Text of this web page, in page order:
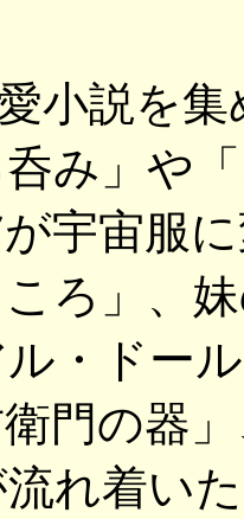
小説を集
み」や
宇宙服
ろ」、
・ドー
門の器
れ着い